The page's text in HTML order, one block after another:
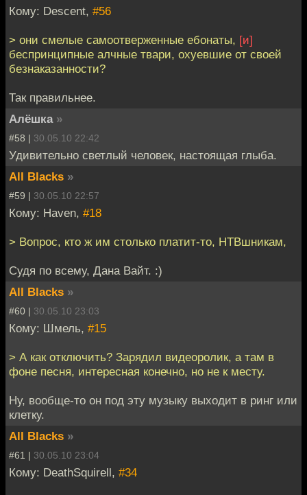
Кому: Descent, #56
> они смелые самоотверженные ебонаты, [и]
беспринципные алчные твари, охуевшие от своей
безнаказанности?
Так правильнее.
Алёшка »
#58 | 30.05.10 22:42
Удивительно светлый человек, настоящая глыба.
All Blacks »
#59 | 30.05.10 22:57
Кому: Haven, #18
> Вопрос, кто ж им столько платит-то, НТВшникам,
Судя по всему, Дана Вайт. :)
All Blacks »
#60 | 30.05.10 23:03
Кому: Шмель, #15
> А как отключить? Зарядил видеоролик, а там в
фоне песня, интересная конечно, но не к месту.
Ну, вообще-то он под эту музыку выходит в ринг или
клетку.
All Blacks »
#61 | 30.05.10 23:04
Кому: DeathSquirell, #34